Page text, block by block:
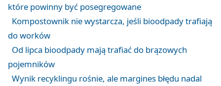
które powinny być posegregowane
Kompostownik nie wystarcza, jeśli bioodpady trafiają
do worków
Od lipca bioodpady mają trafiać do brązowych
pojemników
Wynik recyklingu rośnie, ale margines błędu nadal